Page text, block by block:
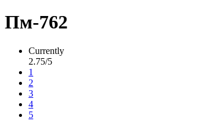
Пм-762
Currently
2.75/5
1
2
3
4
5